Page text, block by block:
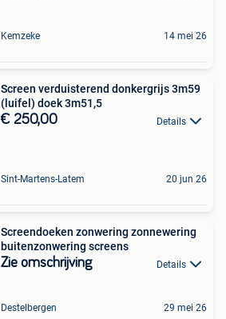
Kemzeke 14 mei 26
Screen verduisterend donkergrijs 3m59
(luifel) doek 3m51,5
€ 250,00 Details
Sint-Martens-Latem 20 jun 26
Screendoeken zonwering zonnewering
buitenzonwering screens
Zie omschrijving Details
Destelbergen 29 mei 26